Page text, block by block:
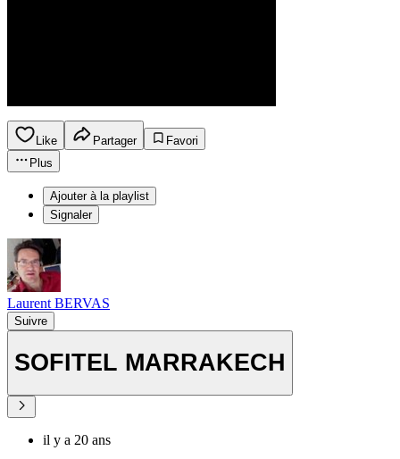
Like Partager
Favori
Plus
Ajouter à la playlist
Signaler
Laurent BERVAS
Suivre
SOFITEL MARRAKECH
il y a 20 ans